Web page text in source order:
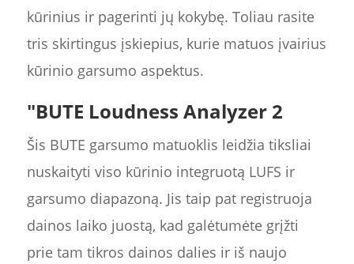
kūrinius ir pagerinti jų kokybę. Toliau rasite
tris skirtingus įskiepius, kurie matuos įvairius
kūrinio garsumo aspektus.
"BUTE Loudness Analyzer 2
Šis BUTE garsumo matuoklis leidžia tiksliai
nuskaityti viso kūrinio integruotą LUFS ir
garsumo diapazoną. Jis taip pat registruoja
dainos laiko juostą, kad galėtumėte grįžti
prie tam tikros dainos dalies ir iš naujo